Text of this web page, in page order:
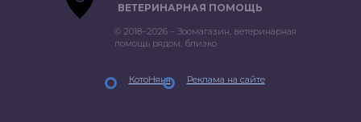
ВЕТЕРИНАРНАЯ ПОМОЩЬ
© 2018–2026 – Зоомагазин, ветеринарная
помощь рядом, близко
КотоНяня Реклама на сайте